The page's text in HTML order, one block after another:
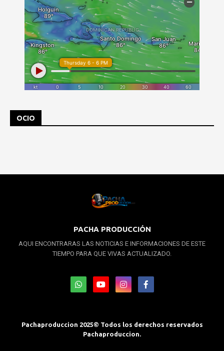
OCIO
PACHA PRODUCCIÓN
AQUI ENCONTRARAS LAS NOTICIAS E INFORMACIONES DE ESTE
TIEMPO PARA QUE VIVAS ACTUALIZADO.
Pachaproduccion 2025© Todos los derechos reservados
Pachaproduccion.